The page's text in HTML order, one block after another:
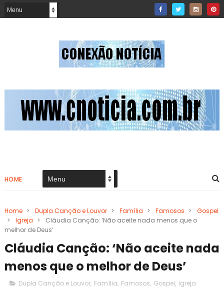
HOME
Home > Dupla Canção e Louvor > Família > Famosos >
Gospel
>
Igreja >
Cláudia Canção: ‘Não aceite nada menos que o
melhor de Deus’
Cláudia Canção: ‘Não aceite nada
menos que o melhor de Deus’
Dupla Canção e Louvor, Família, Famosos, Gospel, Igreja